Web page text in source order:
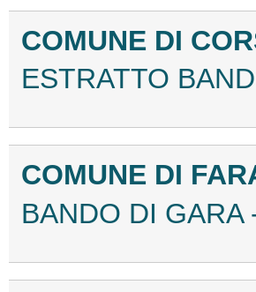
COMUNE DI
ESTRATTO
COMUNE DI
BANDO DI